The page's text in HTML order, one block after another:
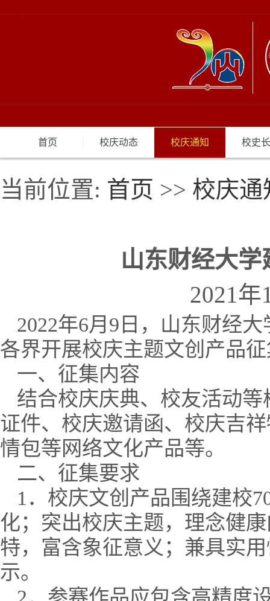
首页 校庆动态 校庆通知 校史
当前位置: 首页 >> 校庆通
山东财经大
2021
2022年6月9日，山东财经
各界开展校庆主题文创产品
一、征集内容
结合校庆庆典、校友活动
证件、校庆邀请函、校庆吉
情包等网络文化产品等。
二、征集要求
1．校庆文创产品围绕建校
化；突出校庆主题，理念健
特，富含象征意义；兼具实
示。